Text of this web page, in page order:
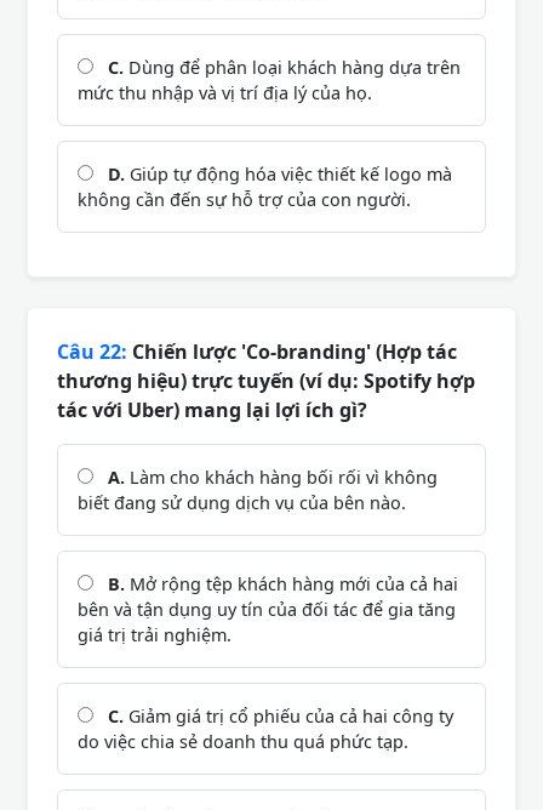
C. Dùng để phân loại khách hàng dựa trên
mức thu nhập và vị trí địa lý của họ.
D. Giúp tự động hóa việc thiết kế logo mà
không cần đến sự hỗ trợ của con người.
Câu 22: Chiến lược 'Co-branding' (Hợp tác
thương hiệu) trực tuyến (ví dụ: Spotify hợp
tác với Uber) mang lại lợi ích gì?
A. Làm cho khách hàng bối rối vì không
biết đang sử dụng dịch vụ của bên nào.
B. Mở rộng tệp khách hàng mới của cả hai
bên và tận dụng uy tín của đối tác để gia tăng
giá trị trải nghiệm.
C. Giảm giá trị cổ phiếu của cả hai công ty
do việc chia sẻ doanh thu quá phức tạp.